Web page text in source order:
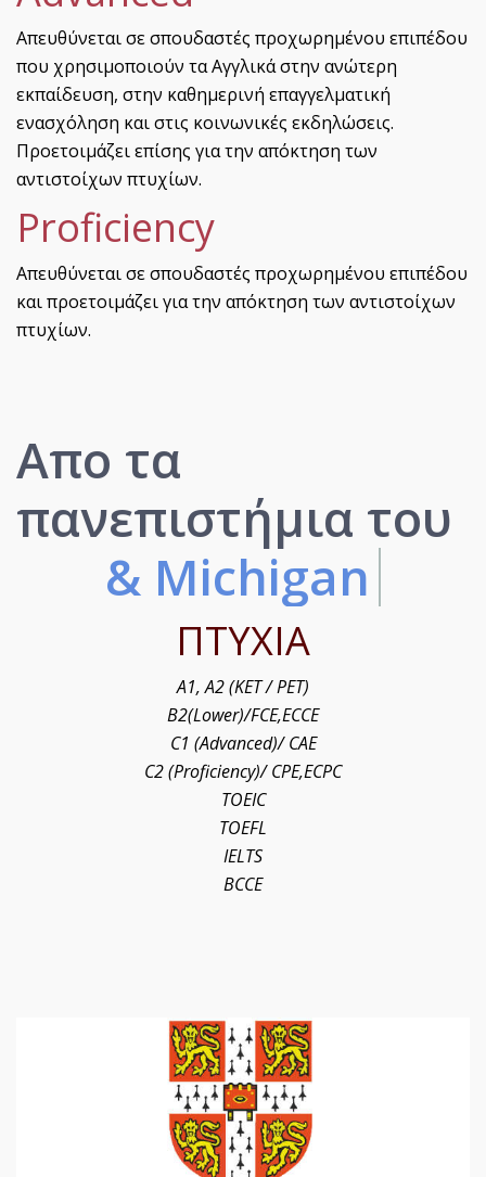
Απευθύνεται σε σπουδαστές προχωρημένου επιπέδου
που χρησιμοποιούν τα Αγγλικά στην ανώτερη
εκπαίδευση, στην καθημερινή επαγγελματική
ενασχόληση και στις κοινωνικές εκδηλώσεις.
Προετοιμάζει επίσης για την απόκτηση των
αντιστοίχων πτυχίων.
Proficiency
Απευθύνεται σε σπουδαστές προχωρημένου επιπέδου
και προετοιμάζει για την απόκτηση των αντιστοίχων
πτυχίων.
Aπο τα
πανεπιστήμια του
& Michigan
ΠΤΥΧΙΑ
A1, A2 (KET / PET)
B2(Lower)/FCE,ECCE
C1 (Advanced)/ CAE
C2 (Proficiency)/ CPE,ECPC
TOEIC
TOEFL
IELTS
BCCE